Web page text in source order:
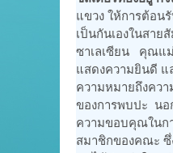
แขวง ให้การต้อน
เป็นกันเองในสา
ซาเลเซียน คุณแ
แสดงความยินดี แ
ความหมายถึงคว
ของการพบปะ นอ
ความขอบคุณในก
สมาชิกของคณะ ซึ่